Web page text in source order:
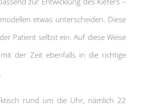
etwas unterscheiden. Diese
Patient selbst ein. Auf diese Weise
der Zeit ebenfalls in die richtige
rund um die Uhr, nämlich 22